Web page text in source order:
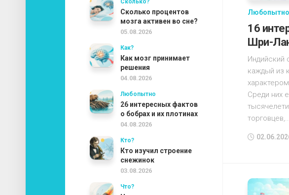
Любопытно
16
Шри-
Индийский
каждый из
Среди них
Сколько?
Сколько процентов
мозга активен во сне?
05.08.2026
Как?
Как мозг принимает
решения
04.08.2026
Любопытно
26 интересных фактов
о бобрах и их плотинах
04.08.2026
Кто?
Кто изучил строение
снежинок
03.08.2026
Что?